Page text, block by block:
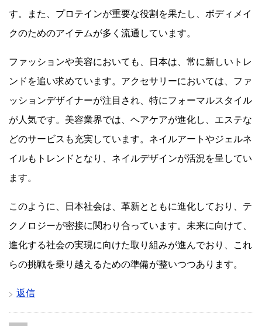
す。また、プロテインが重要な役割を果たし、ボディメイ
クのためのアイテムが多く流通しています。
ファッションや美容においても、日本は、常に新しいトレ
ンドを追い求めています。アクセサリーにおいては、ファ
ッションデザイナーが注目され、特にフォーマルスタイル
が人気です。美容業界では、ヘアケアが進化し、エステな
どのサービスも充実しています。ネイルアートやジェルネ
イルもトレンドとなり、ネイルデザインが活況を呈してい
ます。
このように、日本社会は、革新とともに進化しており、テ
クノロジーが密接に関わり合っています。未来に向けて、
進化する社会の実現に向けた取り組みが進んでおり、これ
らの挑戦を乗り越えるための準備が整いつつあります。
返信